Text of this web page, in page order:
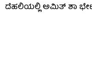
ದೆಹಲಿಯಲ್ಲಿ ಅಮಿತ್ ಶಾ